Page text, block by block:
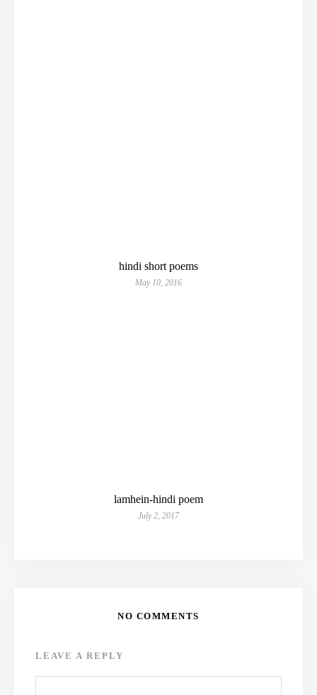
hindi short poems
May 10, 2016
lamhein-hindi poem
July 2, 2017
NO COMMENTS
LEAVE A REPLY